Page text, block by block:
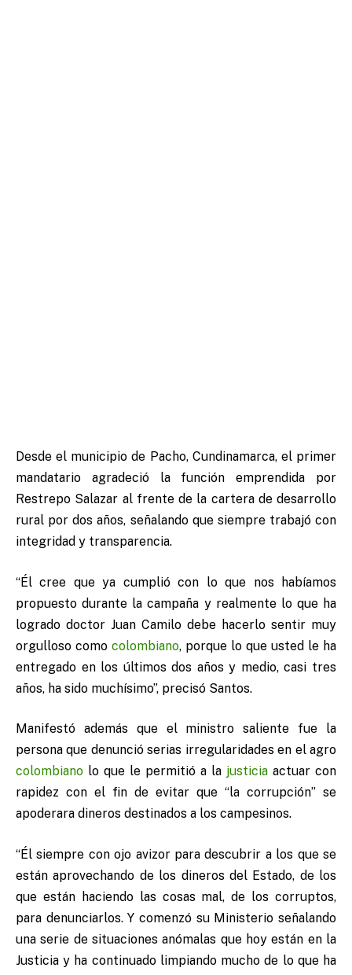
Desde el municipio de Pacho, Cundinamarca, el primer
mandatario agradeció la función emprendida por
Restrepo Salazar al frente de la cartera de desarrollo
rural por dos años, señalando que siempre trabajó con
integridad y transparencia.
“Él cree que ya cumplió con lo que nos habíamos
propuesto durante la campaña y realmente lo que ha
logrado doctor Juan Camilo debe hacerlo sentir muy
orgulloso como colombiano, porque lo que usted le ha
entregado en los últimos dos años y medio, casi tres
años, ha sido muchísimo”, precisó Santos.
Manifestó además que el ministro saliente fue la
persona que denunció serias irregularidades en el agro
colombiano lo que le permitió a la justicia actuar con
rapidez con el fin de evitar que “la corrupción” se
apoderara dineros destinados a los campesinos.
“Él siempre con ojo avizor para descubrir a los que se
están aprovechando de los dineros del Estado, de los
que están haciendo las cosas mal, de los corruptos,
para denunciarlos. Y comenzó su Ministerio señalando
una serie de situaciones anómalas que hoy están en la
Justicia y ha continuado limpiando mucho de lo que ha